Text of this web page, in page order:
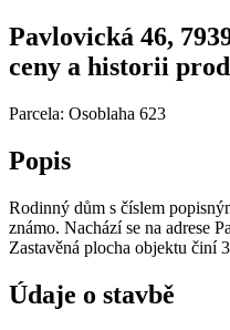
Pavlovická 46,
ceny a historii
Parcela: Osoblaha 623
Popis
Rodinný dům s číslem
známo. Nachází se na adrese
Zastavěná plocha objektu činí
Údaje o stavbě